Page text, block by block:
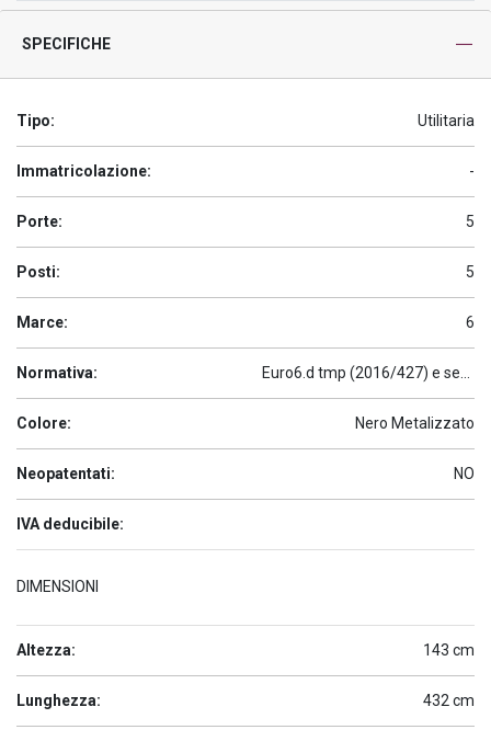
SPECIFICHE
Tipo: Utilitaria
Immatricolazione: -
Porte: 5
Posti: 5
Marce: 6
Normativa:
Colore: Nero Metalizzato
Neopatentati: NO
IVA deducibile:
DIMENSIONI
Altezza: 143 cm
Lunghezza: 432 cm